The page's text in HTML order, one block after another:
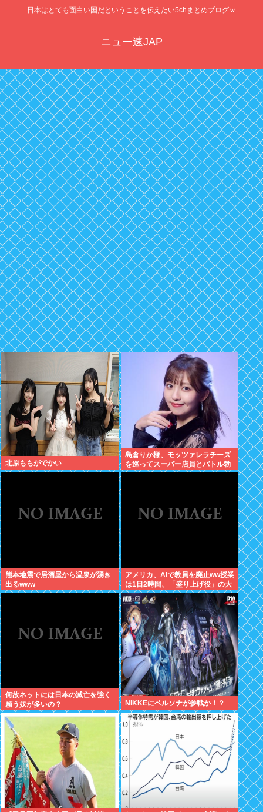
日本はとても面白い国だということを伝えたい5chまとめブログｗ
ニュー速JAP
北原ももがでかい
島倉りか様、モッツァレラチーズ
を巡ってスーパー店員とバトル勃
発ｗｗｗ
熊本地震で居酒屋から温泉が湧き
出るwww
アメリカ、AIで教員を廃止ww授業
は1日2時間、「盛り上げ役」の大
人が褒めてやる気を伸ばし学力大
幅アップ
何故ネットには日本の滅亡を強く
願う奴が多いの？
NIKKEにペルソナが参戦か！？